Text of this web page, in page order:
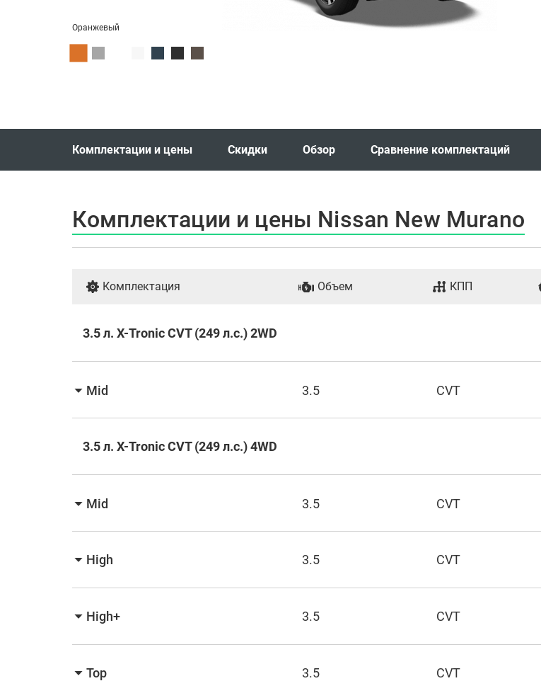
Оранжевый
Комплектации и цены Скидки Обзор Сравнение комплектаций
Комплектации и цены Nissan New Murano
Комплектация Объем КПП
3.5 л. X-Tronic CVT (249 л.с.) 2WD
Mid 3.5 CVT
3.5 л. X-Tronic CVT (249 л.с.) 4WD
Mid 3.5 CVT
High 3.5 CVT
High+ 3.5 CVT
Top 3.5 CVT